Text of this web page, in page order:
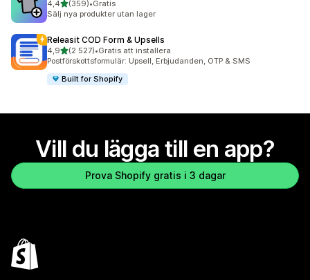
4,4av 5 stjärnor
(359)
359 recensioner totalt
•Gratis
Sälj nya produkter utan lager
Releasit COD Form & Upsells
4,9av 5 stjärnor
(2 527)
2527 recensioner totalt
•Gratis att installera
Postförskottsformulär: Upsell, Erbjudanden, OTP & SMS
Built for Shopify
Vill du lägga till en app?
Prova Shopify gratis i 3 dagar